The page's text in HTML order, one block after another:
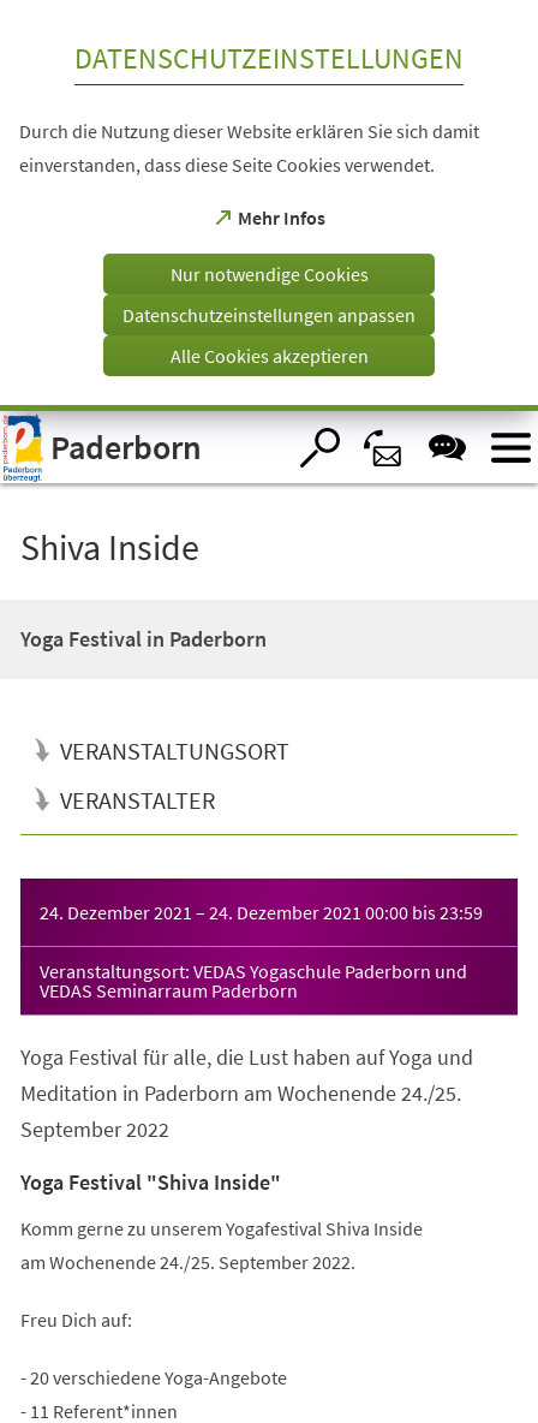
Visuelle
Assistenzsoftware
öffnen.
DATENSCHUTZEINSTELLUNGEN
Durch die Nutzung dieser Website erklären Sie sich damit
einverstanden, dass diese Seite Cookies verwendet.
Mehr Infos
(Öffnet
einem
Tab)
Nur notwendige Cookies
Datenschutzeinstellungen anpassen
Alle Cookies akzeptieren
Paderborn
Shiva Inside
Yoga Festival in Paderborn
VERANSTALTUNGSORT
VERANSTALTER
24. Dezember 2021 – 24. Dezember 2021 00:00 bis23:59
Veranstaltungsort: VEDAS Yogaschule Paderborn und
VEDAS Seminarraum Paderborn
Yoga Festival für alle, die Lust haben auf Yoga und
Meditation in Paderborn am Wochenende 24./25.
September 2022
Yoga Festival "Shiva Inside"
Komm gerne zu unserem Yogafestival Shiva Inside
am Wochenende 24./25. September 2022.
Freu Dich auf:
- 20 verschiedene Yoga-Angebote
- 11 Referent*innen